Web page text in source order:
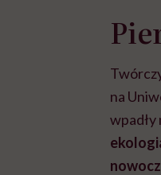
na
wpadły